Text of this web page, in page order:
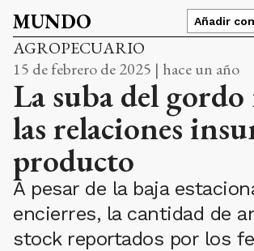
MUNDO Añadir
AGROPECUARIO
15 de febrero de 2025 | hace un año
La suba del
las relaciones
producto
A pesar de la baja
encierres, la cantidad de
stock reportados por los